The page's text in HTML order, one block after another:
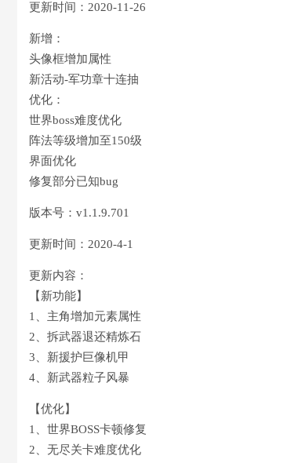
更新时间：2020-11-26
新增：
头像框增加属性
新活动-军功章十连抽
优化：
世界boss难度优化
阵法等级增加至150级
界面优化
修复部分已知bug
版本号：v1.1.9.701
更新时间：2020-4-1
更新内容：
【新功能】
1、主角增加元素属性
2、拆武器退还精炼石
3、新援护巨像机甲
4、新武器粒子风暴
【优化】
1、世界BOSS卡顿修复
2、无尽关卡难度优化